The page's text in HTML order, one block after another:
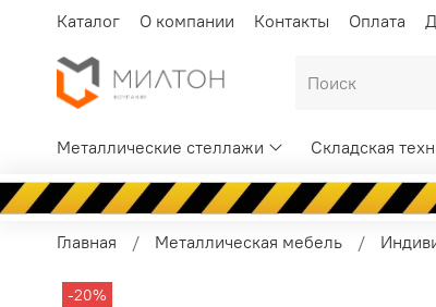
Каталог О компании Контакты Оплата
Металлические стеллажи Складская
Главная Металлическая мебель
-20%